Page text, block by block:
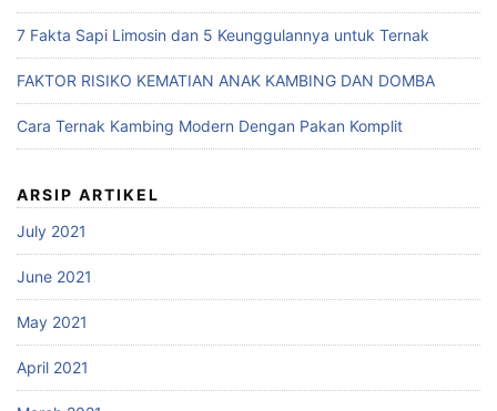
7 Fakta Sapi Limosin dan 5 Keunggulannya untuk Ternak
FAKTOR RISIKO KEMATIAN ANAK KAMBING DAN DOMBA
Cara Ternak Kambing Modern Dengan Pakan Komplit
ARSIP ARTIKEL
July 2021
June 2021
May 2021
April 2021